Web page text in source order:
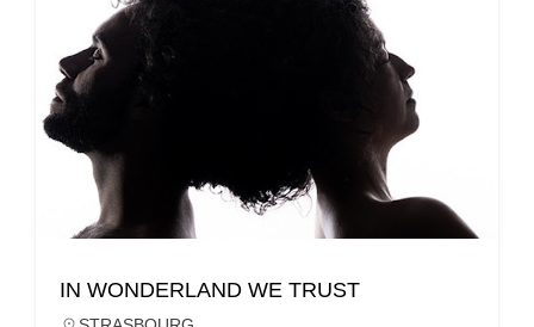
IN WONDERLAND WE TRUST